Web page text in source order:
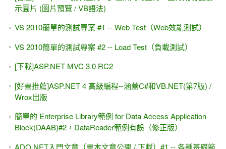
Model Binding入門、簡介、初試身手 #3 -- Web Form、
Repository 與 .TryUpdateModel()方法
ADO.NET 2011/4/13 Samples -- DataReader（課程範例）
Web Service入門#8，完整章節，搶先觀看（PDF全文下載）
ADO.NET #4（改），自己設定輸入畫面，讓SqlDataSource
幫我們完成「新增」一筆資料
[主細表 / 主表明細]同一個網頁裡面，兩個GridView作關聯對
應#1（不寫程式，只靠SqlDataSource完成）書本Ch.9-2章內
容公開